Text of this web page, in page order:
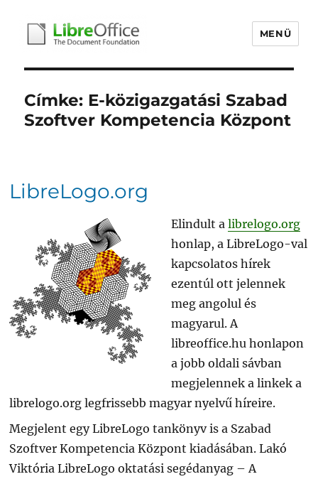
libreoffice.hu
MENÜ
Címke: E-közigazgatási Szabad
Szoftver Kompetencia Központ
LibreLogo.org
Elindult alibrelogo.org
honlap, a LibreLogo-val
kapcsolatos hírek
ezentúl ott jelennek
meg angolul és
magyarul. A
libreoffice.hu honlapon
a jobb oldali sávban
megjelennek a linkek a
librelogo.org legfrissebb magyar nyelvű híreire.
Megjelent egy LibreLogo tankönyv is a Szabad
Szoftver Kompetencia Központ kiadásában. Lakó
Viktória LibreLogo oktatási segédanyag – A